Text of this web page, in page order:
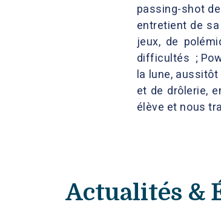
passing-shot
entretient de
jeux, de
difficultés ;
la lune,
et de drôlerie,
élève et nous
Actualités &